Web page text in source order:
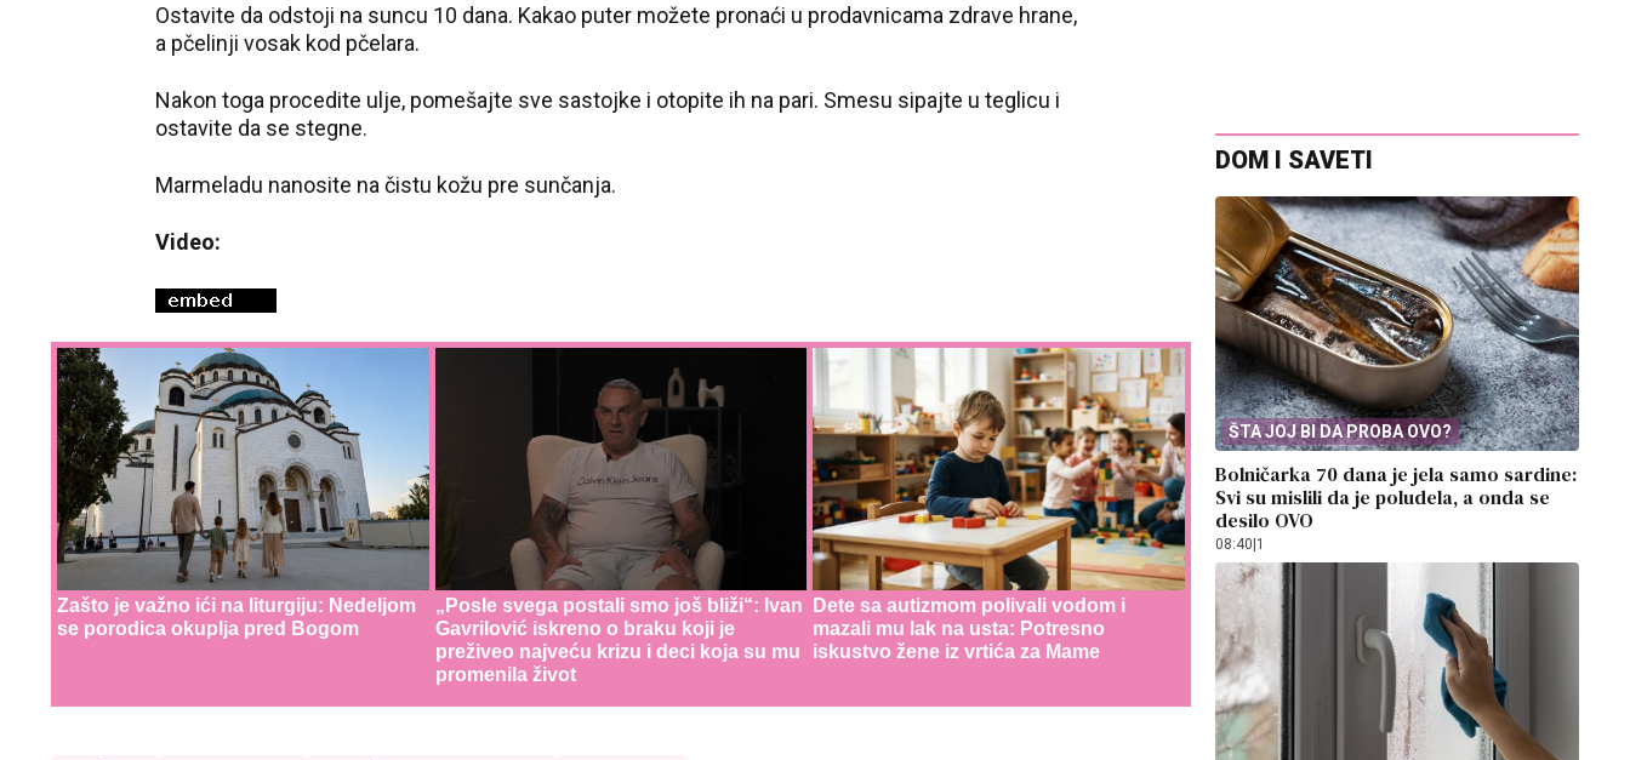
Ostavite da odstoji na suncu 10 dana. Kakao puter možete pronaći u prodavnicama zdrave hrane,
a pčelinji vosak kod pčelara.
Nakon toga procedite ulje, pomešajte sve sastojke i otopite ih na pari. Smesu sipajte u teglicu i
ostavite da se stegne.
Marmeladu nanosite na čistu kožu pre sunčanja.
Video:
Zašto je važno ići na liturgiju: Nedeljom
se porodica okuplja pred Bogom
„Posle svega postali smo još bliži“: Ivan
Gavrilović iskreno o braku koji je
preživeo najveću krizu i deci koja su mu
promenila život
Dete sa autizmom polivali vodom i
mazali mu lak na usta: Potresno
iskustvo žene iz vrtića za Mame
DOM I SAVETI
ŠTA JOJ BI DA PROBA OVO?
Bolničarka 70 dana je jela samo sardine:
Svi su mislili da je poludela, a onda se
desilo OVO
08:40 1